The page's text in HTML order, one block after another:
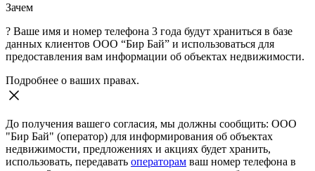
Зачем
? Ваше имя и номер телефона 3 года будут храниться в базе
данных клиентов ООО “Бир Бай” и использоваться для
предоставления вам информации об объектах недвижимости.
Подробнее о ваших правах.
До получения вашего согласия, мы должны сообщить: ООО
"Бир Бай" (оператор) для информирования об объектах
недвижимости, предложениях и акциях будет хранить,
использовать, передавать операторам ваш номер телефона в